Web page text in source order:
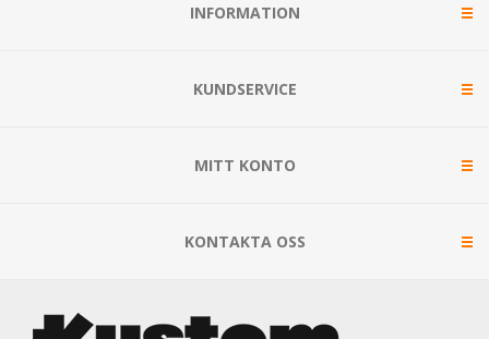
INFORMATION
KUNDSERVICE
MITT KONTO
KONTAKTA OSS